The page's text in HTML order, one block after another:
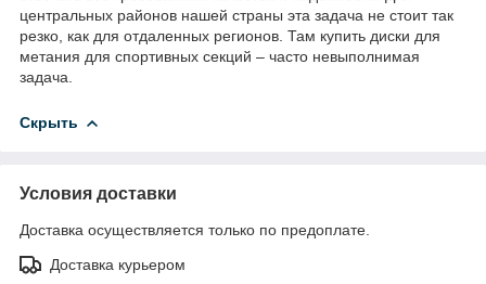
центральных районов нашей страны эта задача не стоит так
резко, как для отдаленных регионов. Там купить диски для
метания для спортивных секций – часто невыполнимая
задача.
Скрыть
Условия доставки
Доставка осуществляется только по предоплате.
Доставка курьером